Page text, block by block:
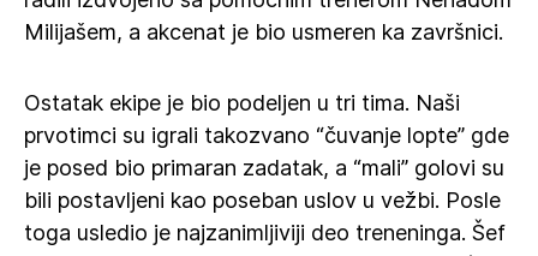
Milijašem, a akcenat je bio usmeren ka završnici.
Ostatak ekipe je bio podeljen u tri tima. Naši
prvotimci su igrali takozvano “čuvanje lopte” gde
je posed bio primaran zadatak, a “mali” golovi su
bili postavljeni kao poseban uslov u vežbi. Posle
toga usledio je najzanimljiviji deo treneninga. Šef